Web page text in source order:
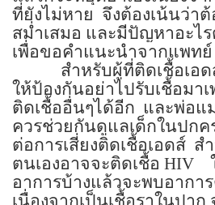
ที่ยังไม่หาย จึงต้องเน้นว่า
สม่ำเสมอ และมีปัญหาอะไ
เพื่อขอคำแนะนำจากแพทย์
สำหรับผู้ที่ติดเชื้อเอ
ให้ป้องกันอย่าไปรับเชื้อมา
ติดเชื้ออื่นๆได้อีก และพ่อแ
ควรช่วยกันดูแลเด็กในปกค
ต่อการเสี่ยงติดเชื้อเอดส์ ส
ตนเองอาจจะติดเชื้อ HIV
อาการบ้างแล้วจะพบอากา
เนื่องจากเป็นเชื้อราในปา